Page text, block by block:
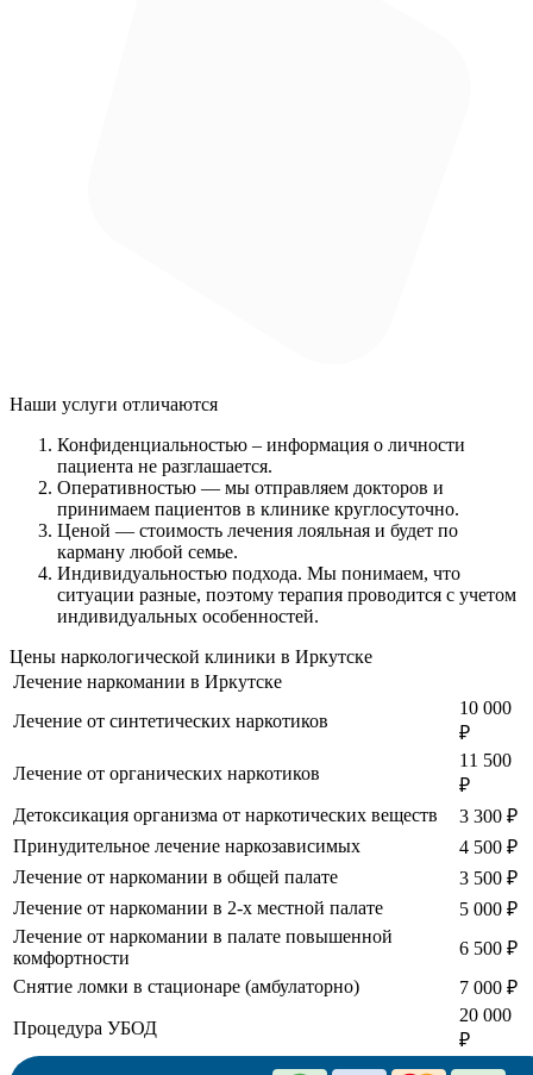
Наши услуги отличаются
Конфиденциальностью – информация о личности
пациента не разглашается.
Оперативностью — мы отправляем докторов и
принимаем пациентов в клинике круглосуточно.
Ценой — стоимость лечения лояльная и будет по
карману любой семье.
Индивидуальностью подхода. Мы понимаем, что
ситуации разные, поэтому терапия проводится с учетом
индивидуальных особенностей.
Цены наркологической клиники в Иркутске
Лечение наркомании в Иркутске
Лечение от синтетических наркотиков
10 000
₽
Лечение от органических наркотиков
11 500
₽
Детоксикация организма от наркотических веществ
3 300 ₽
Принудительное лечение наркозависимых
4 500 ₽
Лечение от наркомании в общей палате
3 500 ₽
Лечение от наркомании в 2-х местной палате
5 000 ₽
Лечение от наркомании в палате повышенной
комфортности
6 500 ₽
Снятие ломки в стационаре (амбулаторно)
7 000 ₽
Процедура УБОД
20 000
₽